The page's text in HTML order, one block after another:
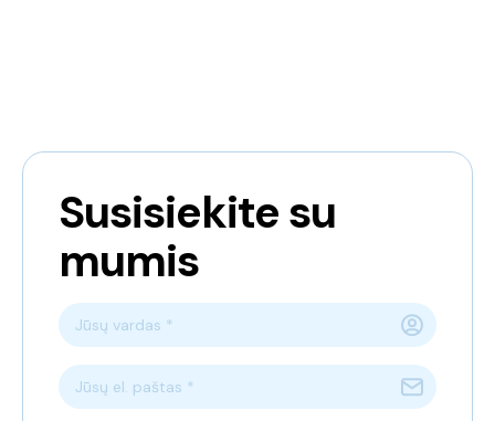
Susisiekite su
mumis
Jūsų vardas *
Jūsų el. paštas *